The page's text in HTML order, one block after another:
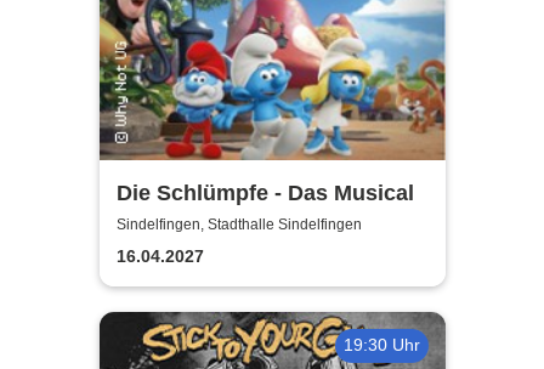
Die Schlümpfe - Das Musical
Sindelfingen, Stadthalle Sindelfingen
16.04.2027
19:30 Uhr